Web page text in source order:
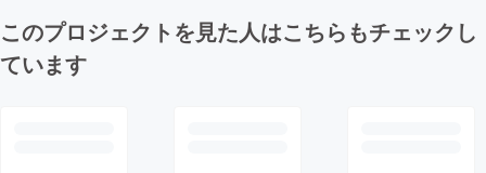
このプロジェクトを見た人はこちらもチェックし
ています